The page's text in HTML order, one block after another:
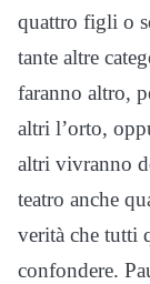
quattro figli o
tante altre
faranno altro,
altri l’orto,
altri vivranno
teatro anche
verità che tutti
confondere.